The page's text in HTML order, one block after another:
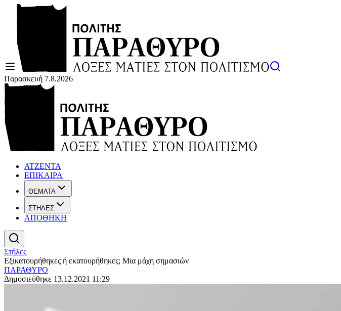
Παρασκευή 7.8.2026
ΑΤΖΕΝΤΑ
ΕΠΙΚΑΙΡΑ
ΘΕΜΑΤΑ
ΣΤΗΛΕΣ
ΑΠΟΘΗΚΗ
Στήλες
Εξικατουρήθηκες ή εκατουρήθηκες; Μια μάχη σημασιών
ΠΑΡΑΘΥΡΟ
Δημοσιεύθηκε 13.12.2021 11:29